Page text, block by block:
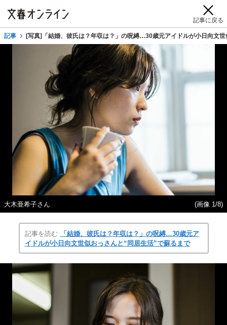
記事に戻る
記事 [写真]「結婚、彼氏は？年収は？」の呪縛…30歳元アイドルが小日向文
大木亜希子さん (画像 1/8)
記事を読む
「結婚、彼氏は？年収は？」の呪縛…30歳元ア
イドルが小日向文世似おっさんと“同居生活”で蘇るまで